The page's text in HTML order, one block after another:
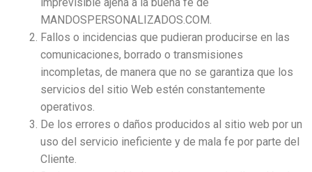
MANDOSPERSONALIZADOS.COM.
Fallos o incidencias que pudieran producirse en las
comunicaciones, borrado o transmisiones
incompletas, de manera que no se garantiza que los
servicios del sitio Web estén constantemente
operativos.
De los errores o daños producidos al sitio web por un
uso del servicio ineficiente y de mala fe por parte del
Cliente.